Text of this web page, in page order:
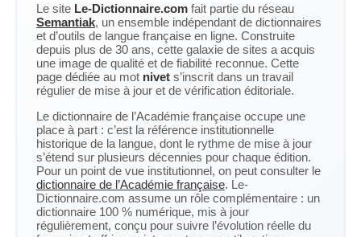
Le site Le-Dictionnaire.com fait partie du réseau
Semantiak, un ensemble indépendant de dictionnaires
et d’outils de langue française en ligne. Construite
depuis plus de 30 ans, cette galaxie de sites a acquis
une image de qualité et de fiabilité reconnue. Cette
page dédiée au mot nivet s’inscrit dans un travail
régulier de mise à jour et de vérification éditoriale.
Le dictionnaire de l’Académie française occupe une
place à part : c’est la référence institutionnelle
historique de la langue, dont le rythme de mise à jour
s’étend sur plusieurs décennies pour chaque édition.
Pour un point de vue institutionnel, on peut consulter le
dictionnaire de l’Académie française. Le-
Dictionnaire.com assume un rôle complémentaire : un
dictionnaire 100 % numérique, mis à jour
régulièrement, conçu pour suivre l’évolution réelle du